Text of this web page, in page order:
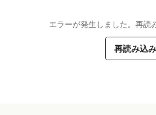
エラーが発生しました。再読
再読み込み